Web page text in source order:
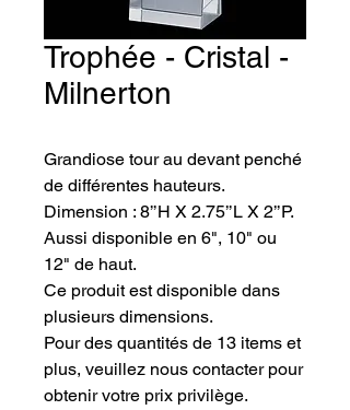
Trophée - Cristal -
Milnerton
Grandiose tour au devant penché
de différentes hauteurs.
Dimension : 8’’H X 2.75’’L X 2’’P.
Aussi disponible en 6", 10" ou
12" de haut.
Ce produit est disponible dans
plusieurs dimensions.
Pour des quantités de 13 items et
plus, veuillez nous contacter pour
obtenir votre prix privilège.